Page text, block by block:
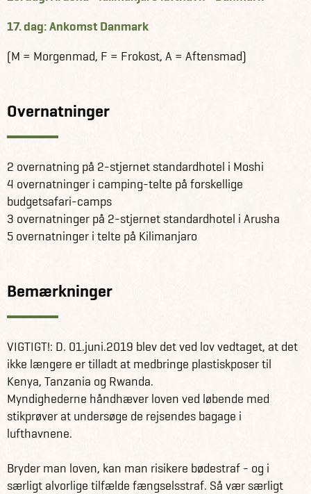
17. dag: Ankomst Danmark
(M = Morgenmad, F = Frokost, A = Aftensmad)
Overnatninger
2 overnatning på 2-stjernet standardhotel i Moshi
4 overnatninger i camping-telte på forskellige
budgetsafari-camps
3 overnatninger på 2-stjernet standardhotel i Arusha
5 overnatninger i telte på Kilimanjaro
Bemærkninger
VIGTIGT!: D. 01.juni.2019 blev det ved lov vedtaget, at det
ikke længere er tilladt at medbringe plastiskposer til
Kenya, Tanzania og Rwanda.
Myndighederne håndhæver loven ved løbende med
stikprøver at undersøge de rejsendes bagage i
lufthavnene.
Bryder man loven, kan man risikere bødestraf - og i
særligt alvorlige tilfælde fængselsstraf. Så vær særligt